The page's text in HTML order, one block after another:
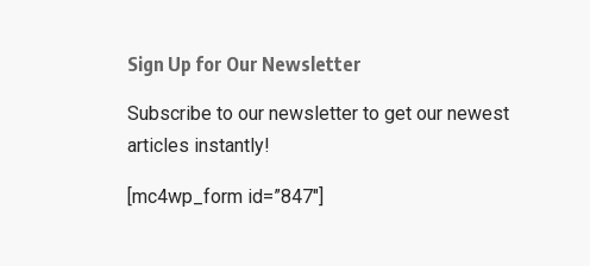
Sign Up for Our Newsletter
Subscribe to our newsletter to get our newest
articles instantly!
[mc4wp_form id=”847″]